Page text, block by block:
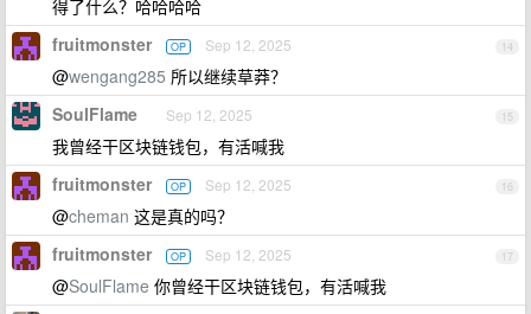
得了什么？哈哈哈哈
14
fruitmonster OP Sep 12, 2025
@wengang285 所以继续草莽？
15
SoulFlame Sep 12, 2025
我曾经干区块链钱包，有活喊我
16
fruitmonster OP Sep 12, 2025
@cheman 这是真的吗？
17
fruitmonster OP Sep 12, 2025
@SoulFlame 你曾经干区块链钱包，有活喊我